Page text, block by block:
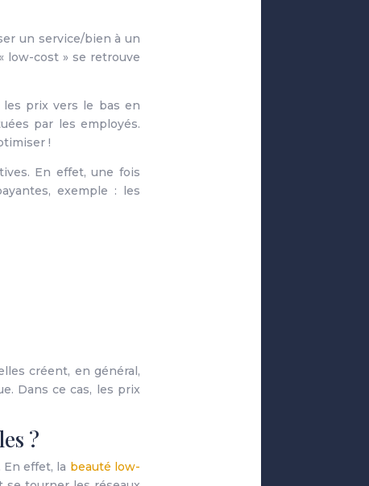
un service/bien à un
low-cost » se retrouve
les prix vers le bas en
par les employés.
!
En effet, une fois
exemple : les
créent, en général,
Dans ce cas, les prix
?
effet, la beauté low-